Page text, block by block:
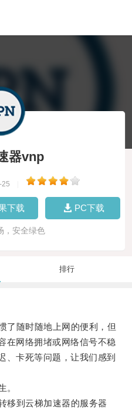
器vnp
25
下载 PC下载
，安全绿色
排行
随时随地上网的便利，但
在网络拥堵或网络信号不稳
、卡死等问题，让我们感到
到云梯加速器的服务器